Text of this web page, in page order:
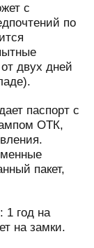
с
по
двух дней
паспорт с
ОТК,
пакет,
1 год на
на замки.